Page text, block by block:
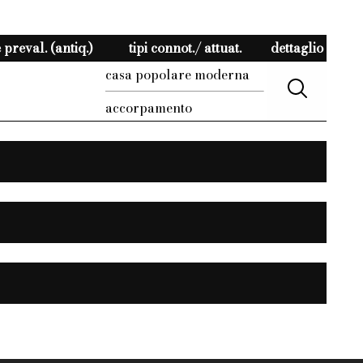
preval. (antiq.) tipi connot./ attuat.
dettaglio
casa popolare moderna
accorpamento